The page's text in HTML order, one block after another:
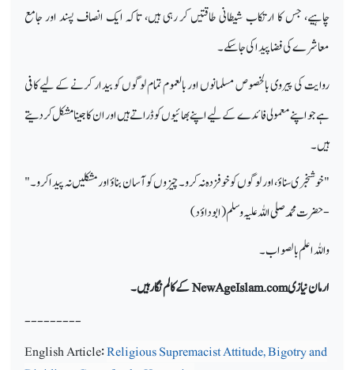
چاہیے، جس کا ارتکاب شیطانی طاقتیں کر رہی ہیں، تاکہ ایک انصاف پسند اور جامع
معاشرے کی فضا پیدا کی جا سکے۔
روایت کی پیروی بالخصوص مسلمانوں اور بالعموم تمام لوگوں کو بیدار کرنے کے لیے کافی
ہے جو اپنے معمولی فائدے کے لیے اپنے بھائیوں کو ڈراتے ہیں اور ان کا جینا مشکل کر دیتے
ہیں۔
"خوشخبری سناؤ، اور لوگوں کو خوفزدہ نہ کرو۔ چیزوں کو آسان بناؤ اور مشکلیں نہ پیدا کرو۔"
- حضرت محمد صلی اللہ علیہ وسلم (ابوداؤد)
واللہ اعلم بالصواب۔
ارمان نیازیNewAgeIslam.comکے کالم نگار ہیں۔
---------
English Article:Religious Supremacist Attitude, Bigotry and